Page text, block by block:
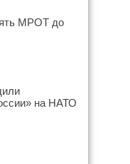
МРОТ до
на НАТО